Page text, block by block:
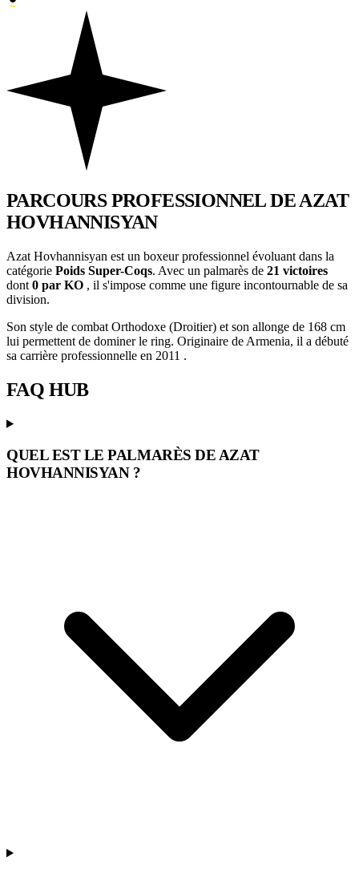
PARCOURS PROFESSIONNELDE AZAT
HOVHANNISYAN
Azat Hovhannisyan est un boxeur professionnel évoluant dans la
catégorie Poids Super-Coqs. Avec un palmarès de 21 victoires
dont 0 par KO , il s'impose comme une figure incontournable de sa
division.
Son style de combat Orthodoxe (Droitier) et son allonge de 168 cm
lui permettent de dominer le ring. Originaire de Armenia, il a débuté
sa carrière professionnelle en 2011 .
FAQ HUB
QUEL EST LE PALMARÈS DE AZAT
HOVHANNISYAN ?